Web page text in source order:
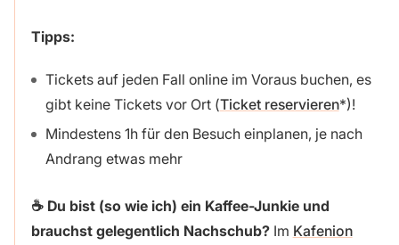
Tipps:
Tickets auf jeden Fall online im Voraus buchen, es
gibt keine Tickets vor Ort (Ticket reservieren )!
Mindestens 1h für den Besuch einplanen, je nach
Andrang etwas mehr
☕️ Du bist (so wie ich) ein Kaffee-Junkie und
brauchst gelegentlich Nachschub?Im Kafenion